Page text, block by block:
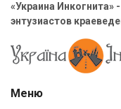
«Украина Инкогнита»
энтузиастов
Меню